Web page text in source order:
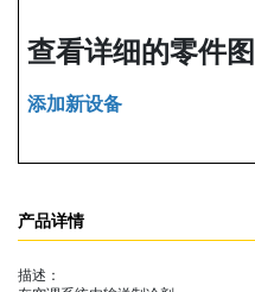
查看详细的零件图
添加新设备
产品详情
描述：